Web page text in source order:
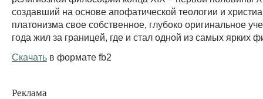
создавший на основе апофатической теологии и
платонизма свое собственное, глубоко оригинальное
года жил за границей, где и стал одной из самых ярких
Скачать в формате fb2
Реклама